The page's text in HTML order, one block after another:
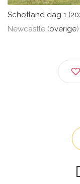
Schotland dag 1
Newcastle (overige)